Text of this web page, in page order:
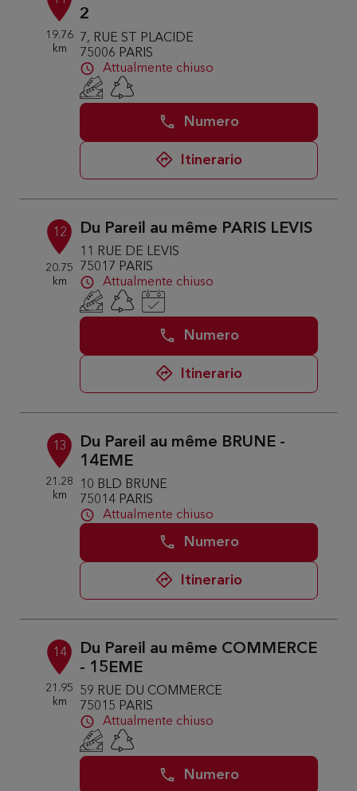
19.76
km
2
7, RUE ST PLACIDE
75006 PARIS
Attualmente chiuso
Numero
Itinerario
12
20.75
km
Du Pareil au même PARIS LEVIS
11 RUE DE LEVIS
75017 PARIS
Attualmente chiuso
Numero
Itinerario
13
21.28
km
Du Pareil au même BRUNE -
14EME
10 BLD BRUNE
75014 PARIS
Attualmente chiuso
Numero
Itinerario
14
21.95
km
Du Pareil au même COMMERCE
- 15EME
59 RUE DU COMMERCE
75015 PARIS
Attualmente chiuso
Numero